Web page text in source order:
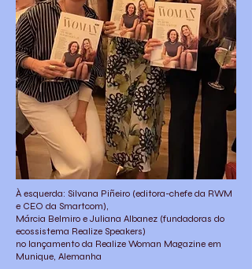
À esquerda: Silvana Piñeiro (editora-chefe da RWM
e CEO da Smartcom),
Márcia Belmiro e Juliana Albanez (fundadoras do
ecossistema Realize Speakers)
no lançamento da Realize Woman Magazine em
Munique, Alemanha